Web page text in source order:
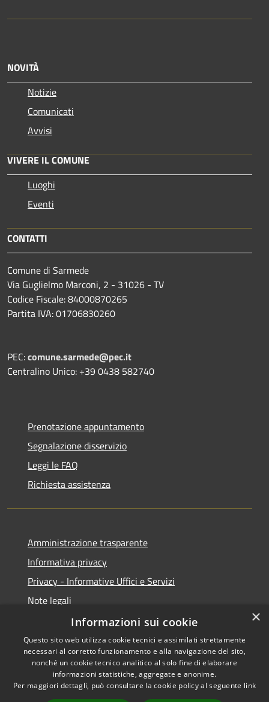
NOVITÀ
Notizie
Comunicati
Avvisi
VIVERE IL COMUNE
Luoghi
Eventi
CONTATTI
Comune di Sarmede
Via Guglielmo Marconi, 2 - 31026 - TV
Codice Fiscale: 84000870265
Partita IVA: 01706830260
PEC:comune.sarmede@pec.it
Centralino Unico: +39 0438 582740
Prenotazione appuntamento
Segnalazione disservizio
Leggi le FAQ
Richiesta assistenza
Amministrazione trasparente
Informativa privacy
Privacy - Informative Uffici e Servizi
Note legali
Dichiarazione di accessibilità
RSS
Accessibilità
Copyright © 2026 • Comune di
Sarmede • Powered by
×
Informazioni sui cookie
Questo sito web utilizza cookie tecnici e assimilati strettamente
necessari al corretto funzionamento e alla navigazione del sito,
nonché un cookie tecnico analitico al solo fine di elaborare
informazioni statistiche, aggregate e anonime.
Per maggiori dettagli, può consultare la cookie policy al seguente link